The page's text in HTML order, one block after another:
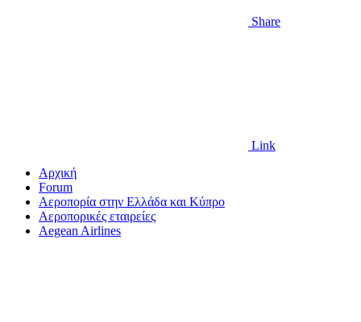
Share
Link
Αρχική
Forum
Αεροπορία στην Ελλάδα και Κύπρο
Αεροπορικές εταιρείες
Aegean Airlines